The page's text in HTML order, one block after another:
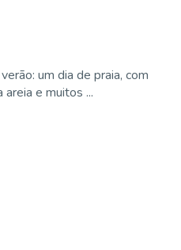
um dia de praia, com
e muitos ...